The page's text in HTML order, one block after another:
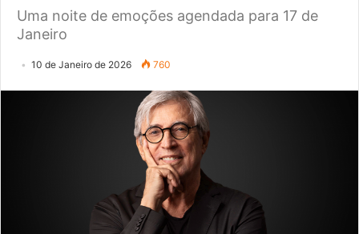
Uma noite de emoções agendada para 17 de
Janeiro
10 de Janeiro de 2026 760